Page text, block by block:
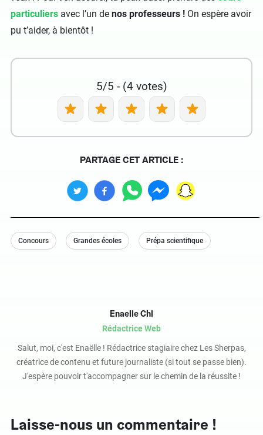
particuliers avec l’un de nos professeurs ! On espère avoir
pu t’aider, à bientôt !
5/5 - (4 votes)
Enaelle Chl
Rédactrice Web
Salut, moi, c'est Enaëlle ! Rédactrice stagiaire chez Les Sherpas,
créatrice de contenu et future journaliste (si tout se passe bien).
J'espère pouvoir t'accompagner sur le chemin de la réussite !
PARTAGE CET ARTICLE :
Concours Grandes écoles Prépa scientifique
Laisse-nous un commentaire !